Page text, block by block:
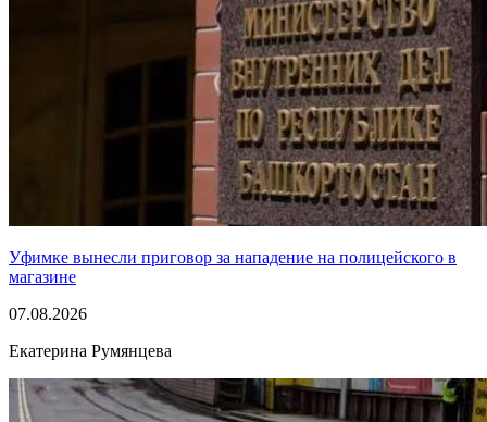
Уфимке вынесли приговор за нападение на полицейского в
магазине
07.08.2026
Екатерина Румянцева